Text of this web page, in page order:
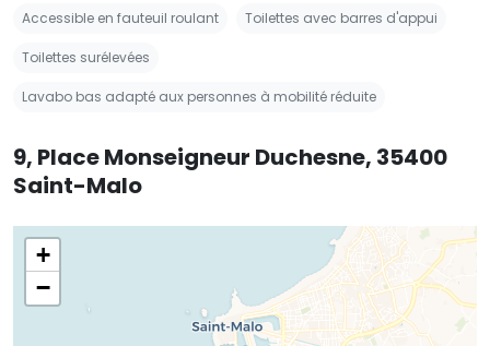
Accessible en fauteuil roulant Toilettes avec barres d'appui
Toilettes surélevées
Lavabo bas adapté aux personnes à mobilité réduite
9, Place Monseigneur Duchesne, 35400
Saint-Malo
+
−